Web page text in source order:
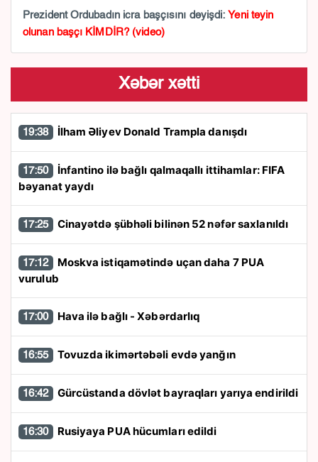
Prezident Ordubadın icra başçısını dəyişdi: Yeni təyin
olunan başçı KİMDİR? (video)
Xəbər xətti
19:38 İlham Əliyev Donald Trampla danışdı
17:50
bəyanat yaydı
17:25 Cinayətdə şübhəli bilinən 52 nəfər saxlanıldı
17:12
vurulub
17:00 Hava ilə bağlı - Xəbərdarlıq
16:55 Tovuzda ikimərtəbəli evdə yanğın
16:42 Gürcüstanda dövlət bayraqları yarıya endirildi
16:30 Rusiyaya PUA hücumları edildi